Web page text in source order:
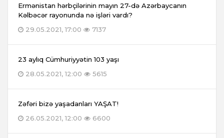
Ermənistan hərbçilərinin mayın 27-də Azərbaycanın
Kəlbəcər rayonunda nə işləri vardı?
29.05.2021, 17:00
7137
23 aylıq Cümhuriyyətin 103 yaşı
28.05.2021, 12:00
5615
Zəfəri bizə yaşadanları YAŞAT!
26.05.2021, 12:00
6600